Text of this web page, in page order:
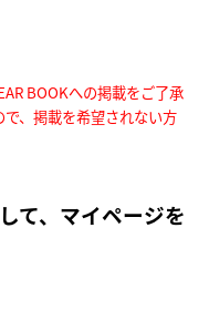
BOOKへの掲載をご了承
、掲載を希望されない方
て、マイページを